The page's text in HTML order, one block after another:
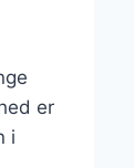
er
i